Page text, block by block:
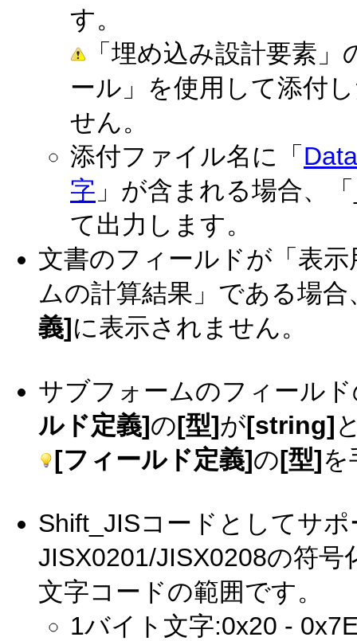
す。
「埋め込み設計要素
ール」を使用して添付
せん。
添付ファイル名に「
字 」が含まれる場合、
て出力します。
文書のフィールドが「表
ムの計算結果」である場
義]に表示されません。
サブフォームのフィール
ルド定義]の[型]が[string]
[フィールド定義]の[型]を
Shift_JISコードとしてサ
JISX0201/JISX0208の符
文字コードの範囲です。
1バイト文字:0x20 -